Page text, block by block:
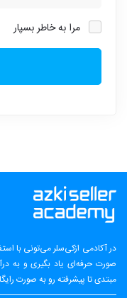
مرا به خاطر بسپار
در آکادمی ازکی‌سلر می‌تونی با
صورت حرفه‌ای یاد بگیری و به
مبتدی تا پیشرفته رو به صورت